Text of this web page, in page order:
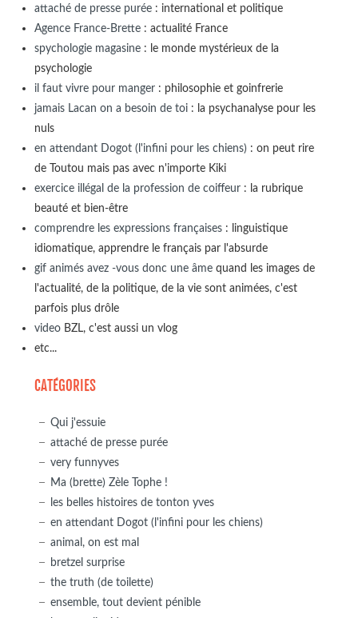
attaché de presse purée: international et politique
Agence France-Brette: actualité France
spychologie magasine: le monde mystérieux de la
psychologie
il faut vivre pour manger: philosophie et goinfrerie
jamais Lacan on a besoin de toi: la psychanalyse pour les
nuls
en attendant Dogot (l'infini pour les chiens): on peut rire
de Toutou mais pas avec n'importe Kiki
exercice illégal de la profession de coiffeur: la rubrique
beauté et bien-être
comprendre les expressions françaises: linguistique
idiomatique, apprendre le français par l'absurde
gif animés avez -vous donc une âmequand les images de
l'actualité, de la politique, de la vie sont animées, c'est
parfois plus drôle
videoBZL, c'est aussi un vlog
etc...
CATÉGORIES
Qui j'essuie
attaché de presse purée
very funnyves
Ma (brette) Zèle Tophe !
les belles histoires de tonton yves
en attendant Dogot (l'infini pour les chiens)
animal, on est mal
bretzel surprise
the truth (de toilette)
ensemble, tout devient pénible